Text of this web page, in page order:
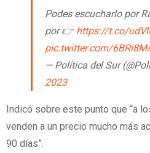
Podes escucharlo por
por 👉 https://t.co/
pic.twitter.com/
— Política del Sur
2023
Indicó sobre este punto que “a
venden a un precio mucho más
90 días”.